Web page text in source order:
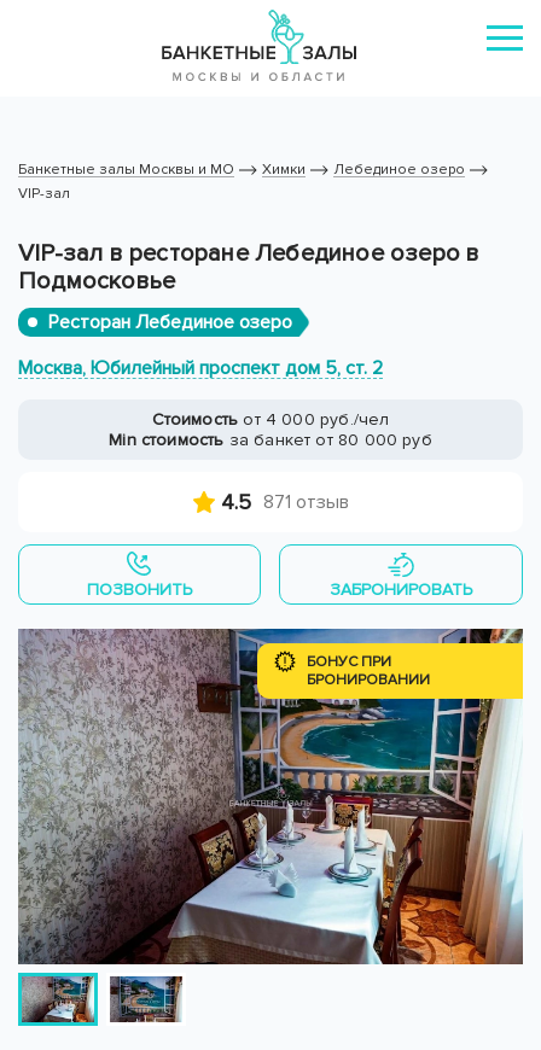
Банкетные залы Москвы и МО Химки
Лебединое озеро
VIP-зал
VIP-зал в ресторане Лебединое озеро в
Подмосковье
Ресторан Лебединое озеро
Москва, Юбилейный проспект дом 5, ст. 2
Стоимость от 4 000 руб./чел
Min стоимость за банкет от 80 000 руб
4.5 871 отзыв
ПОЗВОНИТЬ ЗАБРОНИРОВАТЬ
БОНУС ПРИ
БРОНИРОВАНИИ